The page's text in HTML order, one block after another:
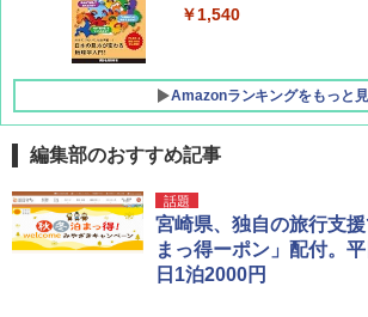
￥1,760
￥1,540
Amazonランキングをもっと
[キャンパーズコレクシ
プテント 傘みたいに広
ッとサンシェード キュ
ッシュ 簡単設置 ワンタ
&ハイキング カーキ
DEWEL パラソル 大型
ラソル ガーデン サイト
防水 UVカット 4段階高
き
編集部のおすすめ記事
話題
宮崎県、独自の旅行支
まっ得ーポン」配付。
日1泊2000円